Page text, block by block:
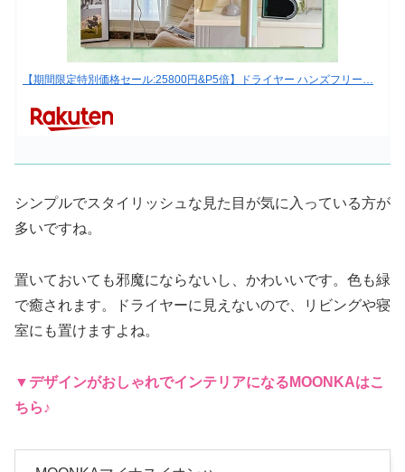
【期間限定特別価格セール:25800円&P5倍】ドライヤー ハンズフリー…
シンプルでスタイリッシュな見た目が気に入っている方が
多いですね。
置いておいても邪魔にならないし、かわいいです。色も緑
で癒されます。ドライヤーに見えないので、リビングや寝
室にも置けますよね。
▼デザインがおしゃれでインテリアになる MOONKAはこ
ちら♪